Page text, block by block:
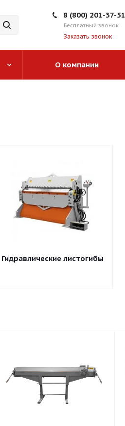
8 (800) 201-37-51
Бесплатный звонок
Заказать звонок
О компании
Гидравлические листогибы